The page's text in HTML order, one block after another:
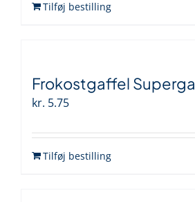
Tilføj bestilling
Frokostgaffel Superga
kr. 5.75
Tilføj bestilling